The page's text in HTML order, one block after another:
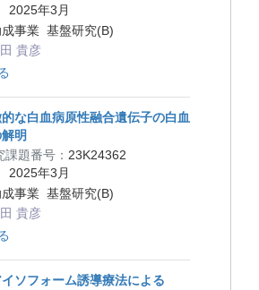
2025年3月
事業 基盤研究(B)
貴彦
な白血病原性融合遺伝子の白血
明
題番号： 23K24362
2025年3月
事業 基盤研究(B)
貴彦
ソフォーム誘導療法による